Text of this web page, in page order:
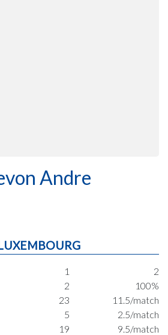
Andre
1
2
2
100%
23
11.5/match
5
2.5/match
19 9.5/match